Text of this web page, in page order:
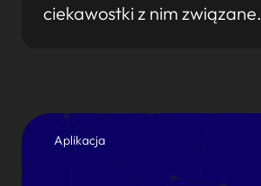
ciekawostki z nim związane.
Aplikacja